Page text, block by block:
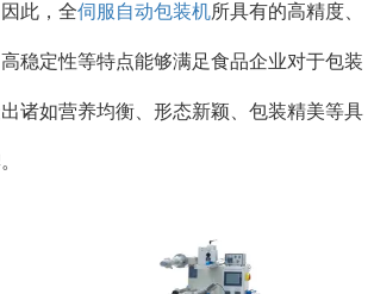
此，全伺服自动包装机所具有的高精度、
稳定性等特点能够满足食品企业对于包装
诸如营养均衡、形态新颖、包装精美等具